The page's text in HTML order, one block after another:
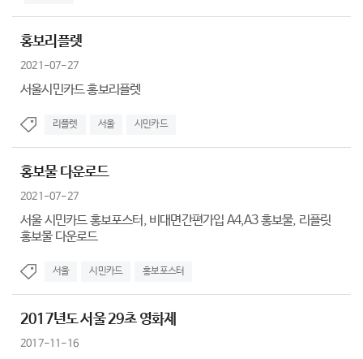
홍보리플렛
2021-07-27
서울시민카드 홍보리플렛
리플렛 서울 시민카드
홍보물 다운로드
2021-07-27
서울 시민카드 홍보포스터, 비대면간편가입 A4,A3 홍보물, 리플릿
홍보물 다운로드
서울 시민카드 홍보포스터
2017년도 서울 29초 영화제
2017-11-16